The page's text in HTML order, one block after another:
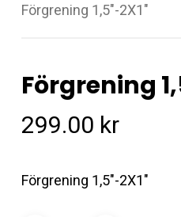
Förgrening 1,5″-2X1″
Förgrening
299.00 kr
Förgrening 1,5″-2X1″